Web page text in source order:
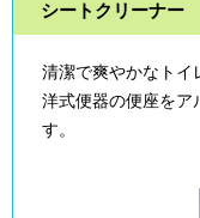
シートクリーナー
清潔で爽やかなトイ
洋式便器の便座をア
す。